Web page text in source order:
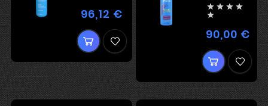
96,12 €Kaina
   

90,00 €